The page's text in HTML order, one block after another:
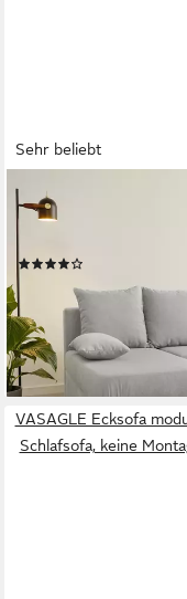
Sehr beliebt
JOCKENHÖFER GRUPPE
Wohnlandschaft U-
499,99 € 999,99 €
-50%
lieferbar - in 3-5
VASAGLE Ecksofa
Schlafsofa, keine